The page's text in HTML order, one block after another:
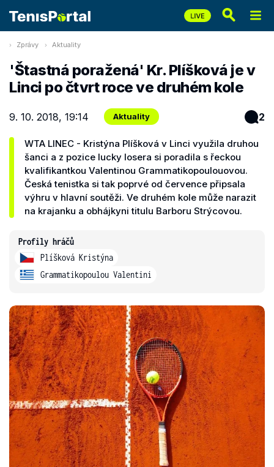
Zprávy Aktuality
'Štastná poražená' Kr. Plíšková je v
Linci po čtvrt roce ve druhém kole
9. 10. 2018, 19:14 Aktuality 2
WTA LINEC - Kristýna Plíšková v Linci využila druhou
šanci a z pozice lucky losera si poradila s řeckou
kvalifikantkou Valentinou Grammatikopoulouovou.
Česká tenistka si tak poprvé od července připsala
výhru v hlavní soutěži. Ve druhém kole může narazit
na krajanku a obhájkyni titulu Barboru Strýcovou.
Profily hráčů
Plíšková Kristýna
Grammatikopoulou Valentini